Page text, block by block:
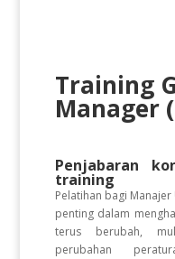
Training
Manager
Penjabaran
training
Pelatihan bagi Manajer
penting dalam
terus berubah,
perubahan